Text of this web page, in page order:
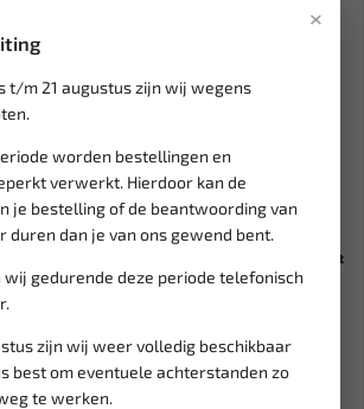
×
t/m 21 augustus zijn wij wegens
worden bestellingen en
verwerkt. Hierdoor kan de
je bestelling of de beantwoording van
duren dan je van ons gewend bent.
wij gedurende deze periode telefonisch
zijn wij weer volledig beschikbaar
best om eventuele achterstanden zo
te werken.
64...
Leverbaar
FORCE Remvloeistof tester &
remontluchting afpers...
157,21